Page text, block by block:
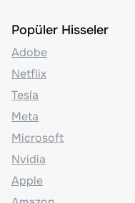
Popüler Hisseler
Adobe
Netflix
Tesla
Meta
Microsoft
Nvidia
Apple